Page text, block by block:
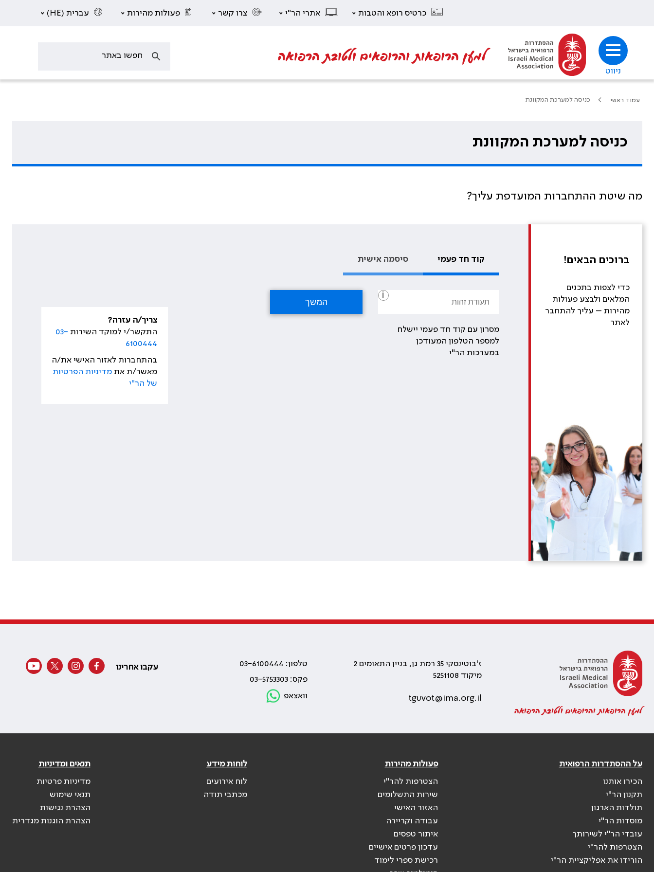
כרטיס רופא והטבות אתרי הר"י צרו קשר פעולות מהירות עברית (HE)
ניווט
למען הרופאות והרופאים ולטובת הרפואה
עמוד ראשי כניסה למערכת המקוונת
כניסה למערכת המקוונת
מה שיטת ההתחברות המועדפת עליך?
ברוכים הבאים!
כדי לצפות בתכנים
המלאים ולבצע פעולות
מהירות – עליך להתחבר
לאתר
קוד חד פעמי סיסמה אישית
i
מסרון עם קוד חד פעמי יישלח
למספר הטלפון המעודכן
במערכות הר"י
צריך/ה עזרה?
התקשר/י למוקד השירות 03-
6100444
בהתחברות לאזור האישי את/ה
מאשר/ת אתמדיניות הפרטיות
של הר"י
למען הרופאות והרופאים ולטובת הרפואה
ז'בוטינסקי 35 רמת גן, בניין התאומים 2
מיקוד 5251108
tguvot@ima.org.il
טלפון: 03-6100444
פקס: 03-5753303
וואצאפ
עקבו אחרינו
על ההסתדרות הרפואית
הכירו אותנו
תקנון הר"י
תולדות הארגון
מוסדות הר"י
עובדי הר"י לשירותך
הצטרפות להר"י
הורידו את אפליקציית הר"י
פעולות מהירות
הצטרפות להר"י
שירות התשלומים
האזור האישי
עבודה וקריירה
איתור טפסים
עדכון פרטים אישיים
רכישת ספרי לימוד
לוחות מידע
לוח אירועים
מכתבי תודה
תנאים ומדיניות
מדיניות פרטיות
תנאי שימוש
הצהרת נגישות
הצהרת הוגנות מגדרית